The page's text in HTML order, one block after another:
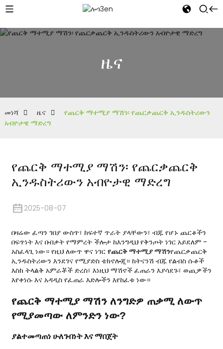
ዜና
መነሻ ዜና
የጨርቅ ማተሚያ ማሽን፡ የጨርቃጨርቅ ኢንዱስትሪውን
አብዮታዊ ማድረግ
የጨርቅ ማተሚያ ማሽን፡ የጨርቃጨርቅ
ኢንዱስትሪውን አብዮታዊ ማድረግ
2025-08-07
በዛሬው ፈጣን ገበያ ውስጥ፣ ከፍተኛ ጥራት ያላቸውን፣ ብጁ የሆኑ ጨርቆችን
በፍጥነት እና በብቃት የማምረት ችሎታ ከእንግዲህ የቅንጦት ነገር አይደለም -
አስፈላጊ ነው። የዚህ ለውጥ ዋና ነገር የጨርቅ ማተሚያ ማሽንየጨርቃጨርቅ
ኢንዱስትሪውን እንደገና የሚያድስ ቴክኖሎጂ። ከትናንሽ ብጁ የልብስ ሱቆች
እስከ ትላልቅ አምራቾች ድረስ፣ እነዚህ ማሽኖች ፈጠራን እያሳደጉ፣ ወጪዎችን
እየቀነሱ እና አዳዲስ የፈጠራ እድሎችን እየከፈቱ ነው።
የጨርቅ ማተሚያ ማሽን ለንግድዎ ጠቃሚ ለውጥ
የሚያመጣው ለምንድን ነው?
ያልተመጣጠነ ሁለገብነት እና ማበጀት